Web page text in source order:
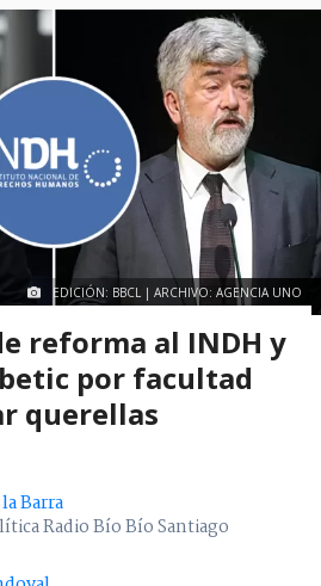
EDICIÓN: BBCL | ARCHIVO: AGENCIA UNO
reforma al INDH y
por facultad
querellas
Barra
Radio Bío Bío Santiago